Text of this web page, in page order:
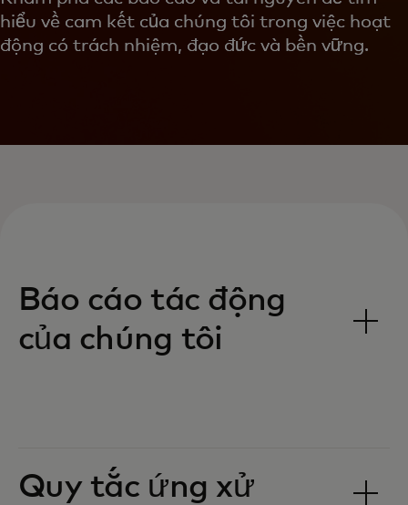
hiểu về cam kết của chúng tôi trong việc hoạt
động có trách nhiệm, đạo đức và bền vững.
Báo cáo tác động
của chúng tôi
Quy tắc ứng xử